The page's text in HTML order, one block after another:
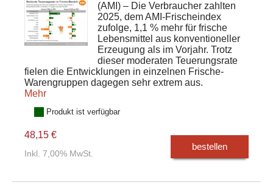
(AMI) – Die Verbraucher zahlten
2025, dem AMI-Frischeindex
zufolge, 1,1 % mehr für frische
Lebensmittel aus konventioneller
Erzeugung als im Vorjahr. Trotz
dieser moderaten Teuerungsrate
fielen die Entwicklungen in einzelnen Frische-
Warengruppen dagegen sehr extrem aus.
Mehr
Produkt ist verfügbar
48,15 €
Inkl. 7,00% MwSt.
bestellen